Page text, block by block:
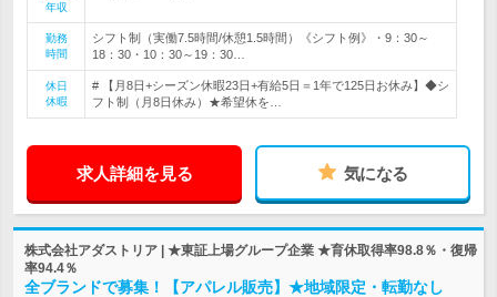
年収
勤務
時間
シフト制（実働7.5時間/休憩1.5時間）《シフト例》・9：30～
18：30・10：30～19：30…
休日
休暇
# 【月8日+シーズン休暇23日+有給5日＝1年で125日お休み】◆シ
フト制（月8日休み）★希望休を…
求人詳細を見る 気になる
株式会社アダストリア | ★東証上場グループ企業 ★育休取得率98.8％・復帰
率94.4％
全ブランドで募集！【アパレル販売】★地域限定・転勤なし